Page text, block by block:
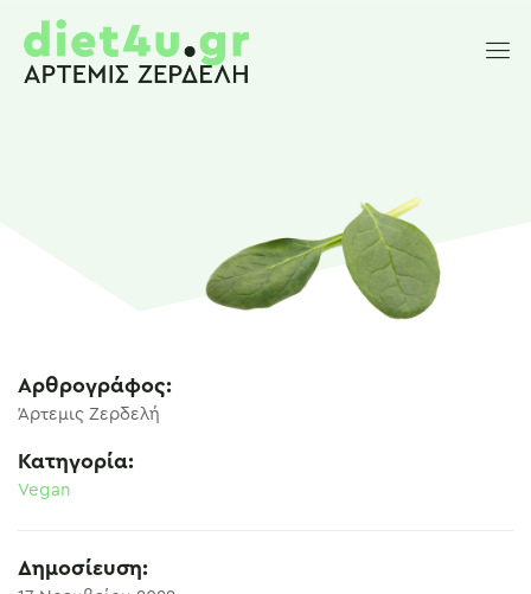
Αρθρογράφος:
Άρτεμις Ζερδελή
Κατηγορία:
Vegan
Δημοσίευση: